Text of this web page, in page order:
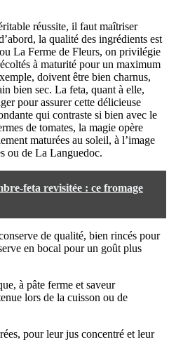
réussite, il faut maîtriser
la qualité des ingrédients est
La Ferme de Fleurs, on privilégie
à maturité pour un maximum
doivent être bien charnus,
bien sec. La feta, quant à elle,
pour assurer cette délicieuse
qui contraste si bien avec le
de tomates, la magie opère
maturées au soleil, à l’image
ou de La Languedoc.
feta revisitée : ce fromage
de qualité, bien rincés pour
en bocal pour un goût plus
à pâte ferme et saveur
lors de la cuisson ou de
pour leur jus concentré et leur